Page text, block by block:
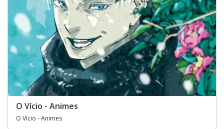
O Vício - Animes
O Vício - Animes